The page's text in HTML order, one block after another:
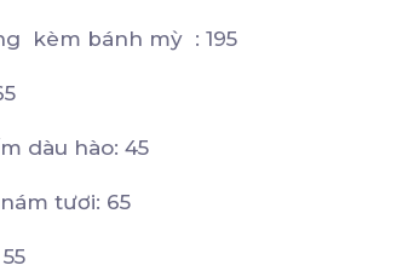
kèm bánh mỳ : 195
dàu hào: 45
tươi: 65